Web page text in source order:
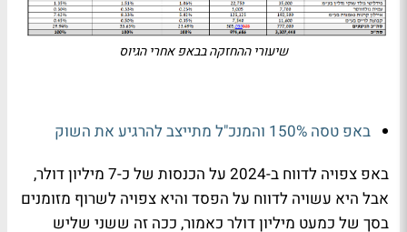
שיעורי ההחזקה בבאפ אחרי הגיוס
באפ טסה 150% והמנכ"ל מתייצב להרגיע את השוק
באפ צפויה לדווח ב-2024 על הכנסות של כ-7 מיליון דולר,
אבל היא עשויה לדווח על הפסד והיא צפויה לשרוף מזומנים
בסך של כמעט מיליון דולר כאמור, ככה זה ששני שליש